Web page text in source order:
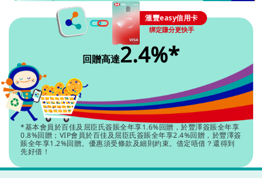
滙豐easy信用卡
绑定賺分更快手​
回贈高達2.4%*
*基本會員於百佳及屈臣氏簽賬全年享1.6%回贈，於豐澤簽賬全年享
0.8%回贈；VIP會員於百佳及屈臣氏簽賬全年享2.4%回贈，於豐澤簽
賬全年享1.2%回贈。優惠須受條款及細則約束。借定唔借？還得到
先好借！